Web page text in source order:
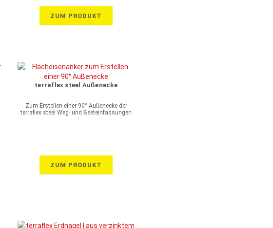
ZUM PRODUKT
terraflex steel Außenecke
Zum Erstellen einer 90°-Außenecke der
terraflex steel Weg- und Beeteinfassungen
ZUM PRODUKT